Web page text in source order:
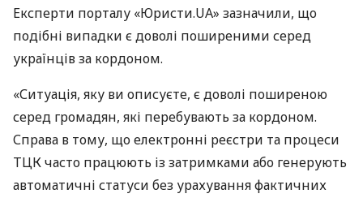
Експерти порталу «Юристи.UA» зазначили, що
подібні випадки є доволі поширеними серед
українців за кордоном.
«Ситуація, яку ви описуєте, є доволі поширеною
серед громадян, які перебувають за кордоном.
Справа в тому, що електронні реєстри та процеси
ТЦК часто працюють із затримками або генерують
автоматичні статуси без урахування фактичних